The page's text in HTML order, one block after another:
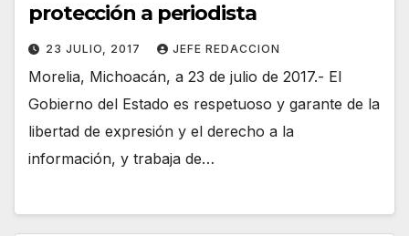
protección a periodista
23 JULIO, 2017 JEFE REDACCION
Morelia, Michoacán, a 23 de julio de 2017.- El
Gobierno del Estado es respetuoso y garante de la
libertad de expresión y el derecho a la
información, y trabaja de…